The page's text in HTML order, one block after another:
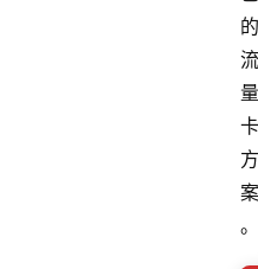
的
流
量
卡
方
案
。